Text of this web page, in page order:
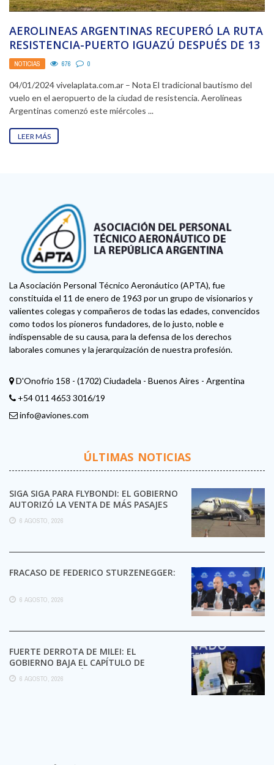
AEROLINEAS ARGENTINAS RECUPERÓ LA RUTA
RESISTENCIA-PUERTO IGUAZÚ DESPUÉS DE 13
AÑOS
NOTICIAS 676 0
04/01/2024 vivelaplata.com.ar – Nota El tradicional bautismo del
vuelo en el aeropuerto de la ciudad de resistencia. Aerolíneas
Argentinas comenzó este miércoles ...
LEER MÁS
La Asociación Personal Técnico Aeronáutico (APTA), fue
constituida el 11 de enero de 1963 por un grupo de visionarios y
valientes colegas y compañeros de todas las edades, convencidos
como todos los pioneros fundadores, de lo justo, noble e
indispensable de su causa, para la defensa de los derechos
laborales comunes y la jerarquización de nuestra profesión.
D'Onofrio 158 - (1702) Ciudadela - Buenos Aires - Argentina
+54 011 4653 3016/19
info@aviones.com
ÚLTIMAS NOTICIAS
SIGA SIGA PARA FLYBONDI: EL GOBIERNO
AUTORIZÓ LA VENTA DE MÁS PASAJES
6 AGOSTO, 2026
FRACASO DE FEDERICO STURZENEGGER:
6 AGOSTO, 2026
FUERTE DERROTA DE MILEI: EL
GOBIERNO BAJA EL CAPÍTULO DE
EXTRANJERIZACIÓN DE TIERRAS
6 AGOSTO, 2026